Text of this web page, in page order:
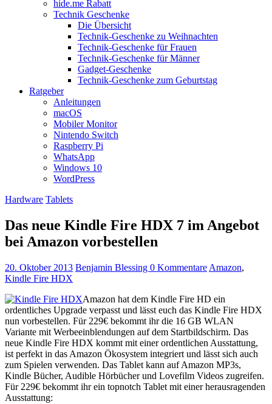
hide.me Rabatt
Technik Geschenke
Die Übersicht
Technik-Geschenke zu Weihnachten
Technik-Geschenke für Frauen
Technik-Geschenke für Männer
Gadget-Geschenke
Technik-Geschenke zum Geburtstag
Ratgeber
Anleitungen
macOS
Mobiler Monitor
Nintendo Switch
Raspberry Pi
WhatsApp
Windows 10
WordPress
Hardware Tablets
Das neue Kindle Fire HDX 7 im Angebot
bei Amazon vorbestellen
20. Oktober 2013 Benjamin Blessing 0 Kommentare Amazon,
Kindle Fire HDX
Amazon hat dem Kindle Fire HD ein
ordentliches Upgrade verpasst und lässt euch das Kindle Fire HDX
nun vorbestellen. Für 229€ bekommt ihr die 16 GB WLAN
Variante mit Werbeeinblendungen auf dem Startbildschirm. Das
neue Kindle Fire HDX kommt mit einer ordentlichen Ausstattung,
ist perfekt in das Amazon Ökosystem integriert und lässt sich auch
zum Spielen verwenden. Das Tablet kann auf Amazon MP3s,
Kindle Bücher, Audible Hörbücher und Lovefilm Videos zugreifen.
Für 229€ bekommt ihr ein topnotch Tablet mit einer herausragenden
Ausstattung: